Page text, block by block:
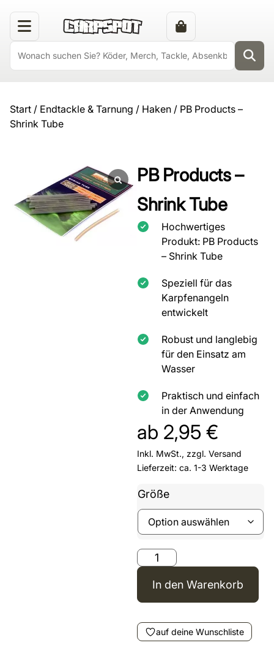
Start / Endtackle & Tarnung / Haken / PB Products –
Shrink Tube
PB Products –
Shrink Tube
Hochwertiges
Produkt: PB Products
– Shrink Tube
Speziell für das
Karpfenangeln
entwickelt
Robust und langlebig
für den Einsatz am
Wasser
Praktisch und einfach
in der Anwendung
ab 2,95 €
Inkl. MwSt., zzgl. Versand
Lieferzeit: ca. 1-3 Werktage
Größe
In den Warenkorb
auf deine Wunschliste